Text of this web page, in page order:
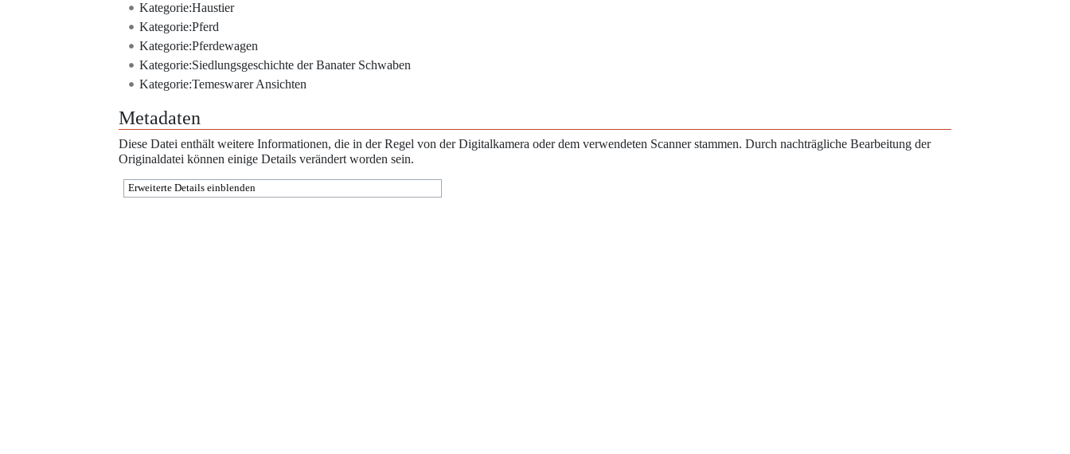
Kategorie:Haustier
Kategorie:Pferd
Kategorie:Pferdewagen
Kategorie:Siedlungsgeschichte der Banater Schwaben
Kategorie:Temeswarer Ansichten
Metadaten
Diese Datei enthält weitere Informationen, die in der Regel von der Digitalkamera oder dem verwendeten Scanner stammen. Durch nachträgliche Bearbeitung der
Originaldatei können einige Details verändert worden sein.
Erweiterte Details einblenden